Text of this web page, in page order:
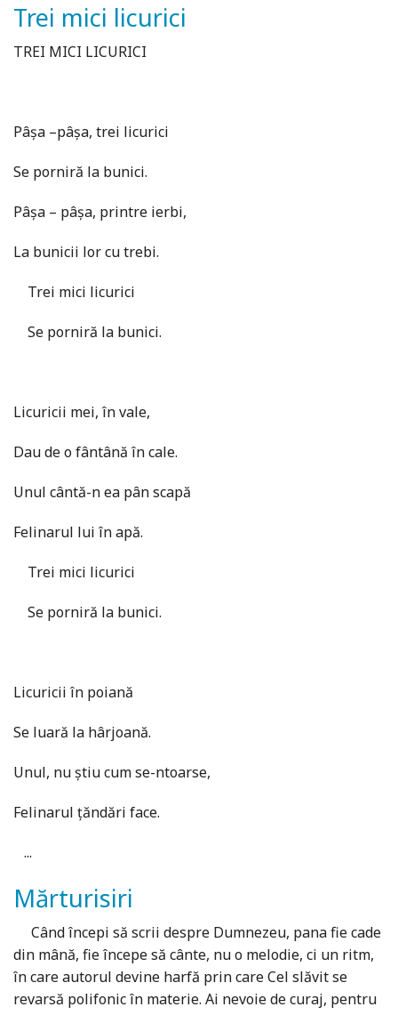
Trei mici licurici
TREI MICI LICURICI
Pâşa –pâşa, trei licurici
Se porniră la bunici.
Pâşa – pâşa, printre ierbi,
La bunicii lor cu trebi.
Trei mici licurici
Se porniră la bunici.
Licuricii mei, în vale,
Dau de o fântână în cale.
Unul cântă-n ea pân scapă
Felinarul lui în apă.
Trei mici licurici
Se porniră la bunici.
Licuricii în poiană
Se luară la hârjoană.
Unul, nu ştiu cum se-ntoarse,
Felinarul ţăndări face.
...
Mărturisiri
Când începi să scrii despre Dumnezeu, pana fie cade
din mână, fie începe să cânte, nu o melodie, ci un ritm,
în care autorul devine harfă prin care Cel slăvit se
revarsă polifonic în materie. Ai nevoie de curaj, pentru